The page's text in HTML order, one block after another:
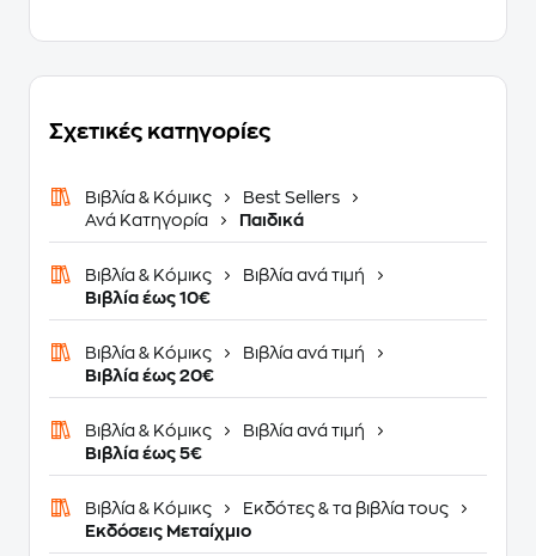
Σχετικές κατηγορίες
Βιβλία & Κόμικς
Best Sellers
Ανά Κατηγορία
Παιδικά
Βιβλία & Κόμικς
Βιβλία ανά τιμή
Βιβλία έως 10€
Βιβλία & Κόμικς
Βιβλία ανά τιμή
Βιβλία έως 20€
Βιβλία & Κόμικς
Βιβλία ανά τιμή
Βιβλία έως 5€
Βιβλία & Κόμικς
Εκδότες & τα βιβλία τους
Εκδόσεις Μεταίχμιο